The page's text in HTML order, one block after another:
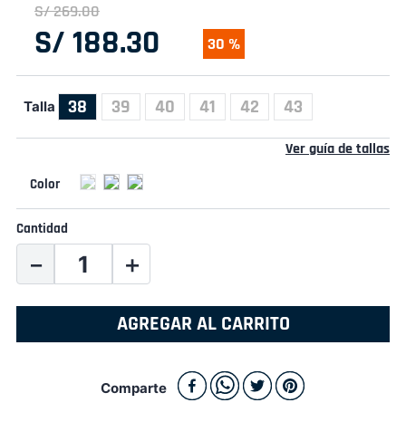
S/269.00
S/ 188.30 30 %
Talla 38 39 40 41 42 43
Ver guía de tallas
Cantidad
＋
－
AGREGAR AL CARRITO
Comparte